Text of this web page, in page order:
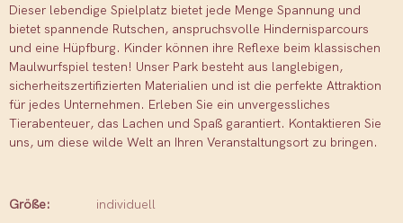
Dieser lebendige Spielplatz bietet jede Menge Spannung und
bietet spannende Rutschen, anspruchsvolle Hindernisparcours
und eine Hüpfburg. Kinder können ihre Reflexe beim klassischen
Maulwurfspiel testen! Unser Park besteht aus langlebigen,
sicherheitszertifizierten Materialien und ist die perfekte Attraktion
für jedes Unternehmen. Erleben Sie ein unvergessliches
Tierabenteuer, das Lachen und Spaß garantiert. Kontaktieren Sie
uns, um diese wilde Welt an Ihren Veranstaltungsort zu bringen.
Größe:
individuell